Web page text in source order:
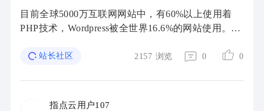
目前全球5000万互联网网站中，有60%以上使用着
PHP技术，Wordpress被全世界16.6%的网站使用。使
份额为54.3%，第二的Joomla份额为9.2%，第三的
站长社区 2157 浏览 0 0
指点云用户107